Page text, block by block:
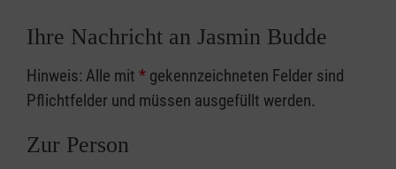
Ihre Nachricht an Jasmin Budde
Hinweis: Alle mit * gekennzeichneten Felder sind
Pflichtfelder und müssen ausgefüllt werden.
Zur Person